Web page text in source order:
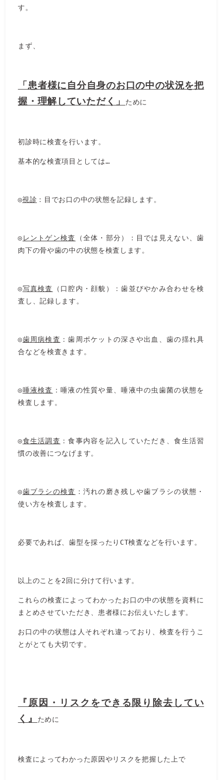
す。
まず、
「患者様に自分自身のお口の中の状況を把
握・理解していただく」
ために
初診時に検査を行います。
基本的な検査項目としては…
◎視診 ：目でお口の中の状態を記録します。
◎レントゲン検査
（全体・部分）：目では見えない、歯
肉下の骨や歯の中の状態を検査します。
◎写真検査
（口腔内・顔貌）：歯並びやかみ合わせを検
査し、記録します。
◎歯周病検査 ：歯周ポケットの深さや出血、歯の揺れ具
合などを検査きます。
◎唾液検査 ：唾液の性質や量、唾液中の虫歯菌の状態を
検査します。
◎食生活調査 ：食事内容を記入していただき、食生活習
慣の改善につなげます。
◎歯ブラシの検査 ：汚れの磨き残しや歯ブラシの状態・
使い方を検査します。
必要であれば、歯型を採ったりCT検査などを行います。
以上のことを2回に分けて行います。
これらの検査によってわかったお口の中の状態を資料に
まとめさせていただき、患者様にお伝えいたします。
お口の中の状態は人それぞれ違っており、検査を行うこ
とがとても大切です。
『原因・リスクをできる限り除去してい
く』
ために
検査によってわかった原因やリスクを把握した上で